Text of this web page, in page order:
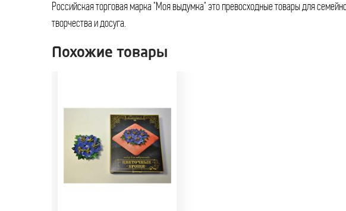
Российская торговая марка "Моя выдумка" это превосходные товары для
творчества и досуга.
Похожие товары